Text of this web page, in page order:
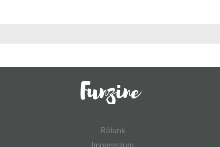
Rólunk
Impresszum